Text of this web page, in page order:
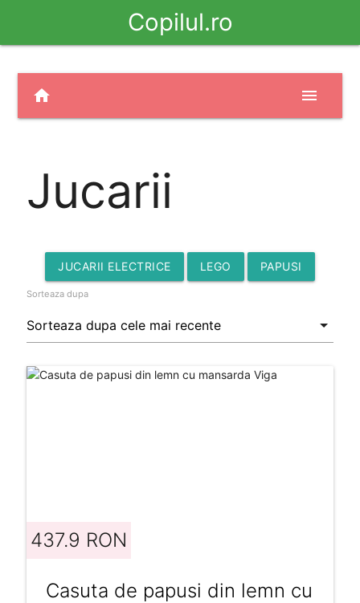
Copilul.ro
home menu
Jucarii
JUCARII ELECTRICE LEGO PAPUSI
Sorteaza dupa
437.9 RON
Casuta de papusi din lemn cu